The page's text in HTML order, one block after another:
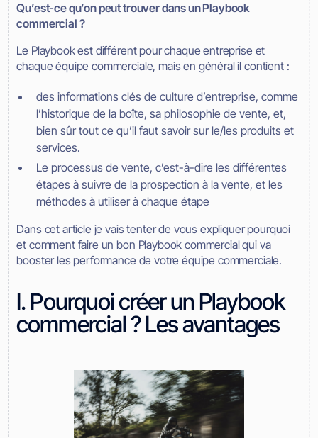
Qu’est-ce qu’on peut trouver dans un Playbook
commercial ?
Le Playbook est différent pour chaque entreprise et
chaque équipe commerciale, mais en général il contient :
des informations clés de culture d’entreprise, comme
l’historique de la boîte, sa philosophie de vente, et,
bien sûr tout ce qu’il faut savoir sur le/les produits et
services.
Le processus de vente, c’est-à-dire les différentes
étapes à suivre de la prospection à la vente, et les
méthodes à utiliser à chaque étape
Dans cet article je vais tenter de vous expliquer pourquoi
et comment faire un bon Playbook commercial qui va
booster les performance de votre équipe commerciale.
I. Pourquoi créer un Playbook
commercial ? Les avantages